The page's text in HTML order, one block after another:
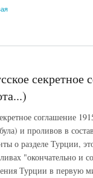
секретное
соглашение
и проливов в
о разделе Турции,
"окончательно и
Турции в первую